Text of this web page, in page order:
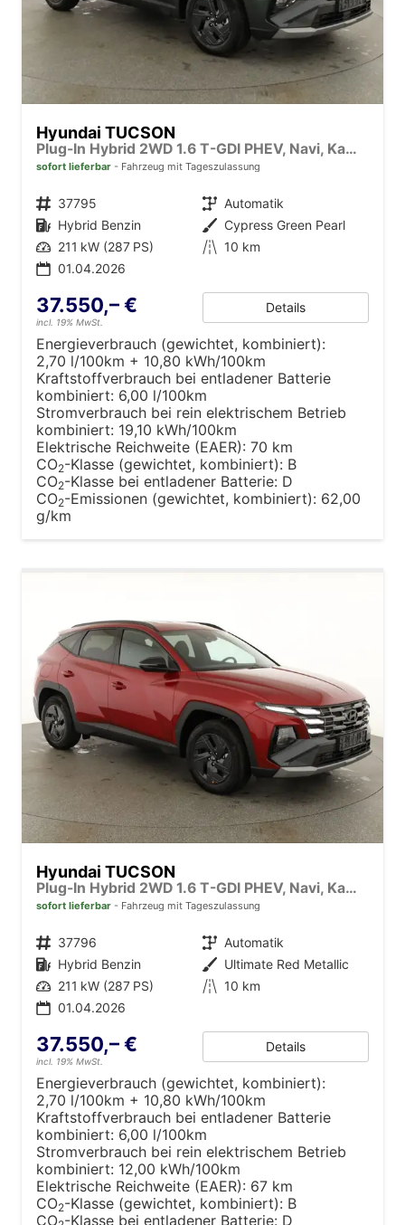
Hyundai TUCSON
Plug-In Hybrid 2WD 1.6 T-GDI PHEV, Navi, Kamera, Side, Winter
sofort lieferbar Fahrzeug mit Tageszulassung
Fahrzeugnr. 37795 Getriebe Automatik
Kraftstoff Hybrid Benzin Außenfarbe Cypress Green Pearl
Leistung 211 kW (287 PS) Kilometerstand 10 km
01.04.2026
37.550,– €
incl. 19% MwSt.
Details
Energieverbrauch (gewichtet, kombiniert):
2,70 l/100km + 10,80 kWh/100km
Kraftstoffverbrauch bei entladener Batterie
kombiniert: 6,00 l/100km
Stromverbrauch bei rein elektrischem Betrieb
kombiniert: 19,10 kWh/100km
Elektrische Reichweite (EAER): 70 km
CO2-Klasse (gewichtet, kombiniert): B
CO2-Klasse bei entladener Batterie: D
CO2-Emissionen (gewichtet, kombiniert): 62,00
g/km
Hyundai TUCSON
Plug-In Hybrid 2WD 1.6 T-GDI PHEV, Navi, Kamera, Side, Winter
sofort lieferbar Fahrzeug mit Tageszulassung
Fahrzeugnr. 37796 Getriebe Automatik
Kraftstoff Hybrid Benzin Außenfarbe Ultimate Red Metallic
Leistung 211 kW (287 PS) Kilometerstand 10 km
01.04.2026
37.550,– €
incl. 19% MwSt.
Details
Energieverbrauch (gewichtet, kombiniert):
2,70 l/100km + 10,80 kWh/100km
Kraftstoffverbrauch bei entladener Batterie
kombiniert: 6,00 l/100km
Stromverbrauch bei rein elektrischem Betrieb
kombiniert: 12,00 kWh/100km
Elektrische Reichweite (EAER): 67 km
CO2-Klasse (gewichtet, kombiniert): B
CO -Klasse bei entladener Batterie: D